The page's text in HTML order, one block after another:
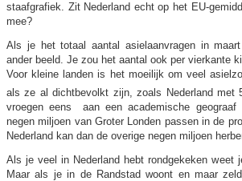
staafgrafiek. Zit Nederland echt op het EU-
mee?
Als je het totaal aantal asielaanvragen in
ander beeld. Je zou het aantal ook per vierkante
Voor kleine landen is het moeilijk om veel
als ze al dichtbevolkt zijn, zoals Nederland met
vroegen eens aan een academische
negen miljoen van Groter Londen passen in de
Nederland kan dan de overige negen miljoen
Als je veel in Nederland hebt rondgekeken weet
Maar als je in de Randstad woont en maar